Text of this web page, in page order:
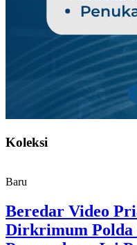
Koleksi
Baru
Beredar Video
Dirkrimum Polda